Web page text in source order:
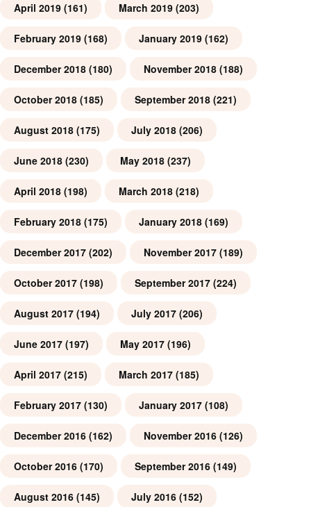
April 2019 (161) March 2019 (203)
February 2019 (168) January 2019 (162)
December 2018 (180) November 2018 (188)
October 2018 (185) September 2018 (221)
August 2018 (175) July 2018 (206)
June 2018 (230) May 2018 (237)
April 2018 (198) March 2018 (218)
February 2018 (175) January 2018 (169)
December 2017 (202) November 2017 (189)
October 2017 (198) September 2017 (224)
August 2017 (194) July 2017 (206)
June 2017 (197) May 2017 (196)
April 2017 (215) March 2017 (185)
February 2017 (130) January 2017 (108)
December 2016 (162) November 2016 (126)
October 2016 (170) September 2016 (149)
August 2016 (145) July 2016 (152)